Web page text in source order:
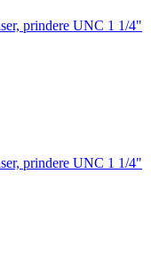
prindere UNC 1 1/4"
prindere UNC 1 1/4"